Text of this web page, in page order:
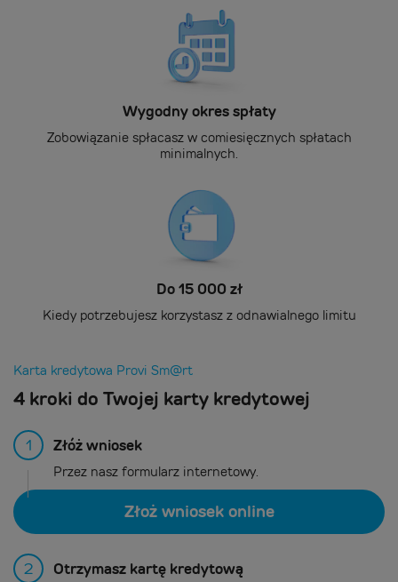
Wygodny okres spłaty
Zobowiązanie spłacasz w comiesięcznych spłatach
minimalnych.
Do 15 000 zł
Kiedy potrzebujesz korzystasz z odnawialnego limitu
Karta kredytowa Provi Sm@rt
4 kroki do Twojej karty kredytowej
1 Złóż wniosek
Przez nasz formularz internetowy.
Złoż wniosek online
2 Otrzymasz kartę kredytową